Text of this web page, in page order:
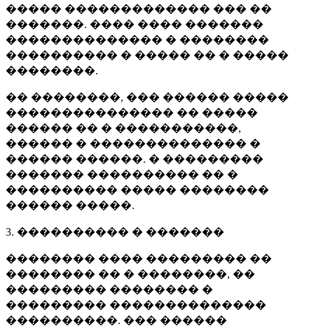
����� ������������� ��� ��
�������. ���� ���� �������
�������������� � ��������
���������� � ����� �� � �����
��������.
�� ��������, ��� ������ �����
��������������� �� �����
������ �� � �����������,
������ � �������������� �
������ ������. � ���������
������� ���������� �� �
���������� ����� ��������
������ �����.
3. ���������� � �������
�������� ���� ��������� ��
�������� �� � ��������, ��
��������� �������� �
��������� ��������������
����������. ��� ������